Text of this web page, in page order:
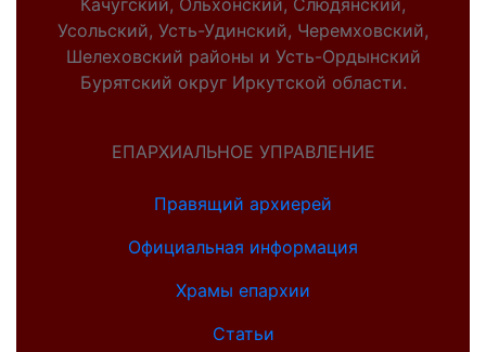
Качугский, Ольхонский, Слюдянский,
Усольский, Усть-Удинский, Черемховский,
Шелеховский районы и Усть-Ордынский
Бурятский округ Иркутской области.
ЕПАРХИАЛЬНОЕ УПРАВЛЕНИЕ
Правящий архиерей
Официальная информация
Храмы епархии
Статьи